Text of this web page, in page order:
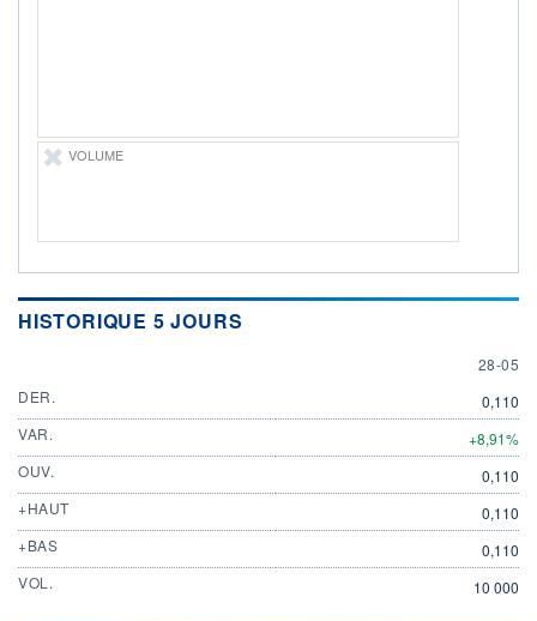
VOLUME
HISTORIQUE 5 JOURS
28 MAY
28-05
DER.
0,110
VAR.
+8,91%
OUV.
0,110
+HAUT
0,110
+BAS
0,110
VOL.
10 000